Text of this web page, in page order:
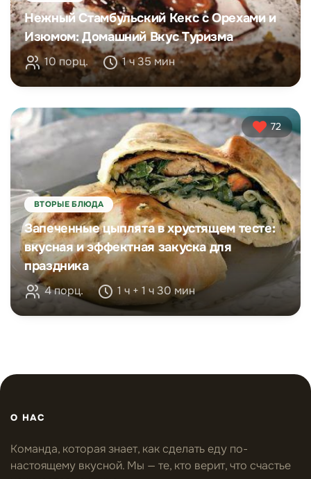
Нежный Стамбульский Кекс с Орехами и
Изюмом: Домашний Вкус Туризма
10 порц. 1 ч 35 мин
72
ВТОРЫЕ БЛЮДА
Запеченные цыплята в хрустящем тесте:
вкусная и эффектная закуска для
праздника
4 порц. 1 ч + 1 ч 30 мин
О НАС
Команда, которая знает, как сделать еду по-
настоящему вкусной. Мы — те, кто верит, что счастье